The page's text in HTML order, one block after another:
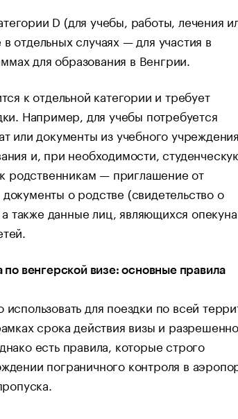
D (для учебы, работы, лечения
отдельных случаях — для участия в
для образования в Венгрии.
к отдельной категории и требует
Например, для учебы потребуется
или документы из учебного учреждения,
и, при необходимости,
родственникам — приглашение от
о родстве (свидетельство о
также данные лиц, являющихся
венгерской визе: основные правила
для поездки по всей
срока действия визы и
есть правила, которые строго
пограничного контроля в